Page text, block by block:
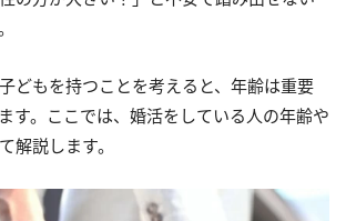
どもを持つことを考えると、年齢は重要
す。ここでは、婚活をしている人の年齢や
解説します。